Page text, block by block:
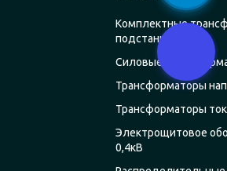
Комплектные
подстанции
Силовые
Трансформаторы
Трансформаторы
Электрощитовое
0,4кВ